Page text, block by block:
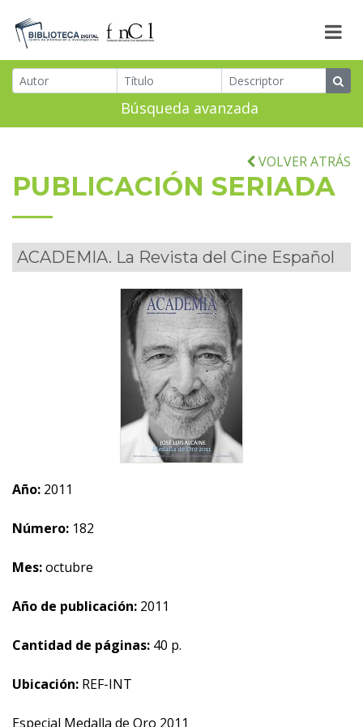
Búsqueda avanzada
VOLVER ATRÁS
PUBLICACIÓN SERIADA
ACADEMIA. La Revista del Cine Español
Año: 2011
Número: 182
Mes:octubre
Año de publicación: 2011
Cantidad de páginas: 40 p.
Ubicación: REF-INT
Especial Medalla de Oro 2011